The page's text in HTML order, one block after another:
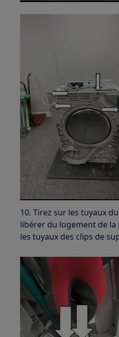
10. Tirez sur les tuyaux
libérer du logement de
les tuyaux des clips de